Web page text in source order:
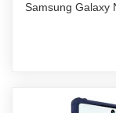
Samsung Galaxy